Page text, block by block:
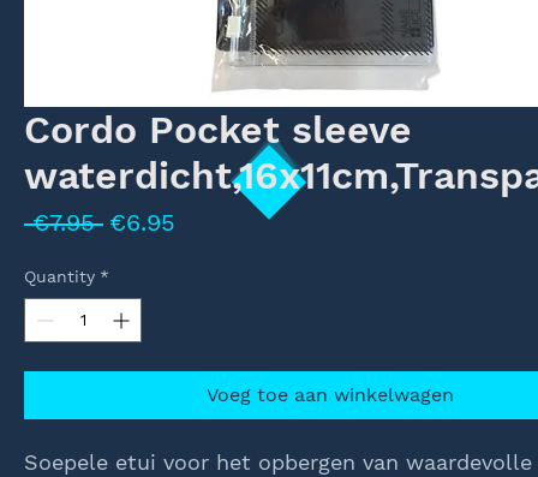
Cordo Pocket sleeve
€7.95 Regular
€6.95
Quantity *
Voeg toe aan winkelwagen
Soepele etui voor het opbergen van